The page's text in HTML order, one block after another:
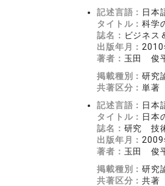
記述言語： 日本
タイトル：科学
誌名： ビジネス
出版年月： 2010
著者： 玉田 俊
掲載種別：研究
共著区分：単著
記述言語： 日本
タイトル： 日本
誌名： 研究 技
出版年月： 2009
著者： 玉田 俊
掲載種別：研究
共著区分：共著